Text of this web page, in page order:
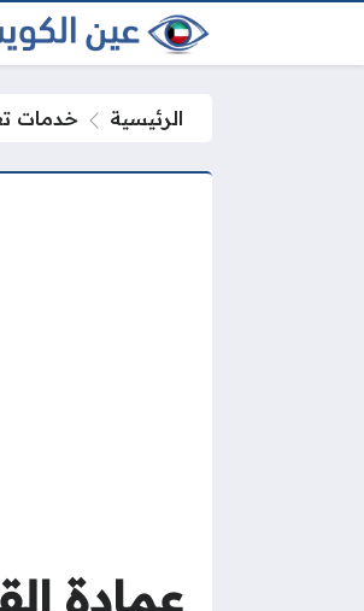
الرئيسية خدمات
عمادة